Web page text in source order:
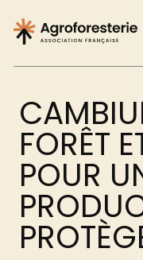
Nos Actualités
QUI SOMMES NOUS
NOS ACTIONS
PROJETS
DÉCOUVRIR
FORÊT
POUR